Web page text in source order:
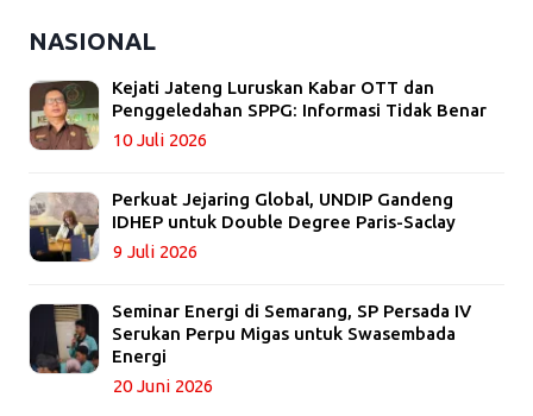
NASIONAL
Kejati Jateng Luruskan Kabar OTT dan
Penggeledahan SPPG: Informasi Tidak Benar
10 Juli 2026
Perkuat Jejaring Global, UNDIP Gandeng
IDHEP untuk Double Degree Paris-Saclay
9 Juli 2026
Seminar Energi di Semarang, SP Persada IV
Serukan Perpu Migas untuk Swasembada
Energi
20 Juni 2026